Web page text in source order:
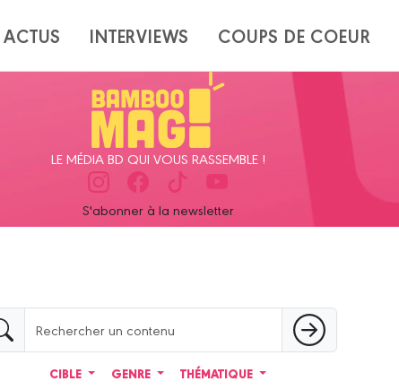
ACTUS INTERVIEWS COUPS DE COEUR
LE MÉDIA BD QUI VOUS RASSEMBLE !
S'abonner à la newsletter
CIBLE GENRE THÉMATIQUE